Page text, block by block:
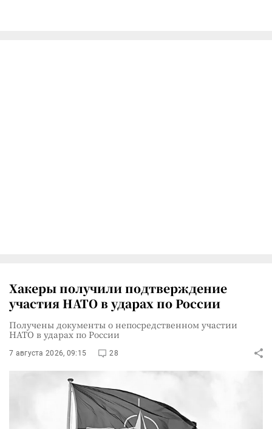
Хакеры получили подтверждение
участия НАТО в ударах по России
Получены документы о непосредственном участии
НАТО в ударах по России
7 августа 2026, 09:15 28